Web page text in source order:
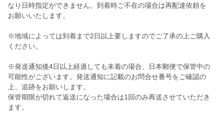
なり日時指定ができません。到着時ご不在の場合は再配達依頼を
お願いいたします。
※地域によっては到着まで2日以上要しますのでご了承の上ご購入
ください。
※発送通知後4日以上経過しても未着の場合、日本郵便で保管中の
可能性がございます。発送通知に記載のお問合せ番号をご確認の
上、追跡をお願いします。
保管期限が切れて返送になった場合は1回のみ再送させていただき
ます。